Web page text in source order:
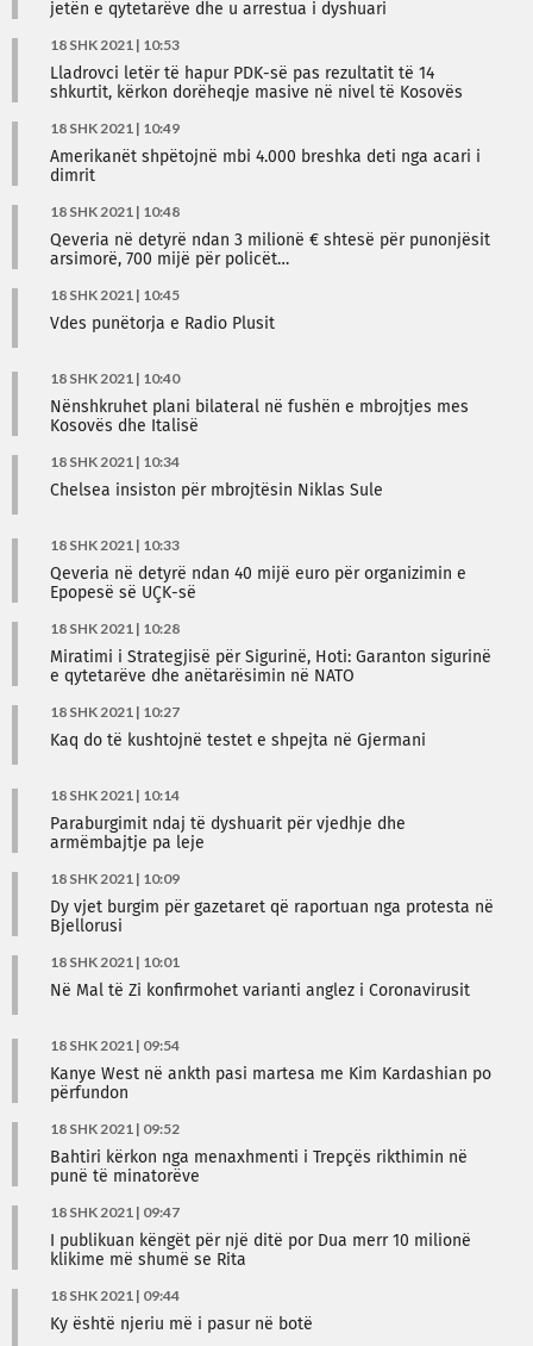
jetën e qytetarëve dhe u arrestua i dyshuari
18 SHK 2021 | 10:53
Lladrovci letër të hapur PDK-së pas rezultatit të 14
shkurtit, kërkon dorëheqje masive në nivel të Kosovës
18 SHK 2021 | 10:49
Amerikanët shpëtojnë mbi 4.000 breshka deti nga acari i
dimrit
18 SHK 2021 | 10:48
Qeveria në detyrë ndan 3 milionë € shtesë për punonjësit
arsimorë, 700 mijë për policët…
18 SHK 2021 | 10:45
Vdes punëtorja e Radio Plusit
18 SHK 2021 | 10:40
Nënshkruhet plani bilateral në fushën e mbrojtjes mes
Kosovës dhe Italisë
18 SHK 2021 | 10:34
Chelsea insiston për mbrojtësin Niklas Sule
18 SHK 2021 | 10:33
Qeveria në detyrë ndan 40 mijë euro për organizimin e
Epopesë së UÇK-së
18 SHK 2021 | 10:28
Miratimi i Strategjisë për Sigurinë, Hoti: Garanton sigurinë
e qytetarëve dhe anëtarësimin në NATO
18 SHK 2021 | 10:27
Kaq do të kushtojnë testet e shpejta në Gjermani
18 SHK 2021 | 10:14
Paraburgimit ndaj të dyshuarit për vjedhje dhe
armëmbajtje pa leje
18 SHK 2021 | 10:09
Dy vjet burgim për gazetaret që raportuan nga protesta në
Bjellorusi
18 SHK 2021 | 10:01
Në Mal të Zi konfirmohet varianti anglez i Coronavirusit
18 SHK 2021 | 09:54
Kanye West në ankth pasi martesa me Kim Kardashian po
përfundon
18 SHK 2021 | 09:52
Bahtiri kërkon nga menaxhmenti i Trepçës rikthimin në
punë të minatorëve
18 SHK 2021 | 09:47
I publikuan këngët për një ditë por Dua merr 10 milionë
klikime më shumë se Rita
18 SHK 2021 | 09:44
Ky është njeriu më i pasur në botë